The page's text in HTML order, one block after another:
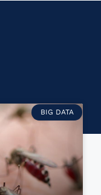
BIG DATA